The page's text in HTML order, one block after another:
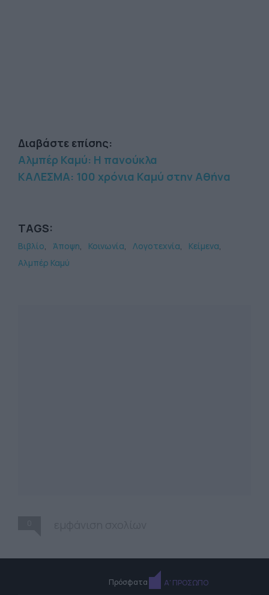
Διαβάστε επίσης:
Αλμπέρ Καμύ: Η πανούκλα
ΚΑΛΕΣΜΑ: 100 χρόνια Καμύ στην Αθήνα
TAGS:
Βιβλίο Άποψη Κοινωνία Λογοτεχνία
Κείμενα
Αλμπέρ Καμύ
Πρόσφατα Α' ΠΡΟΣΩΠΟ